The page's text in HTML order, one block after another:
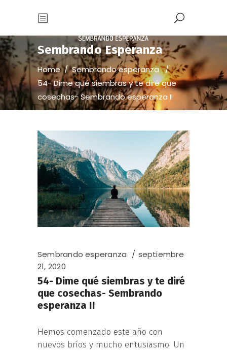
Sembrando Esperanza
Home/Sembrando esperanza/
54- Dime qué siembras y te diré que
cosechas- Sembrando esperanza II
Sembrando esperanza
septiembre
21, 2020
54- Dime qué siembras y te diré
que cosechas- Sembrando
esperanza II
Hemos comenzado este año con
nuevos bríos y mucho entusiasmo. Un